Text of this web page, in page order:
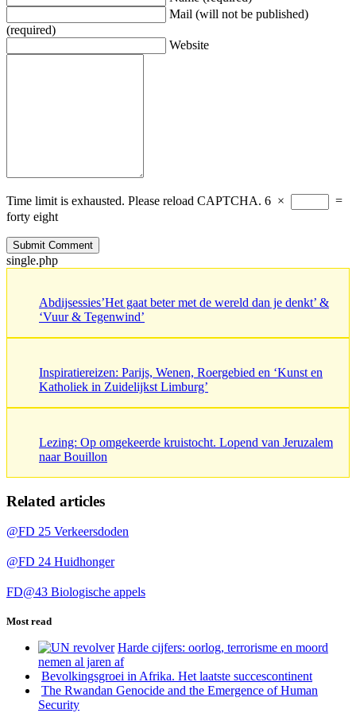
Mail (will not be published)
(required)
Website
Time limit is exhausted. Please reload CAPTCHA. 6 ×
=
forty eight
single.php
Abdijsessies’Het gaat beter met de wereld dan je denkt’ &
‘Vuur & Tegenwind’
Inspiratiereizen: Parijs, Wenen, Roergebied en ‘Kunst en
Katholiek in Zuidelijkst Limburg’
Lezing: Op omgekeerde kruistocht. Lopend van Jeruzalem
naar Bouillon
Related articles
@FD 25 Verkeersdoden
@FD 24 Huidhonger
FD@43 Biologische appels
Most read
Harde cijfers: oorlog, terrorisme en moord
nemen al jaren af
Bevolkingsgroei in Afrika. Het laatste succescontinent
The Rwandan Genocide and the Emergence of Human
Security